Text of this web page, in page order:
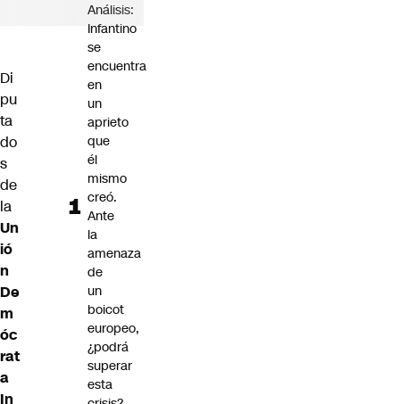
Di
pu
ta
do
s
de
la
Un
ió
n
De
m
óc
rat
a
In
Análisis:
Infantino
se
encuentra
en
un
aprieto
que
él
mismo
creó.
Ante
la
amenaza
de
un
boicot
europeo,
¿podrá
superar
esta